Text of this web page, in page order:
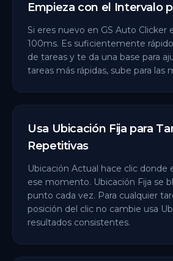
Empieza con el Intervalo
Si eres nuevo en GS Auto Clicker
100ms. Es suficientemente
de tareas y te da una base para
tareas más rápidas, sube para las
Usa Ubicación Fija para
Repetitivas
Ubicación Actual hace clic donde
ese momento. Ubicación Fija se
punto cada vez. Para cualquier
posición del clic no cambie usa
resultados consistentes.